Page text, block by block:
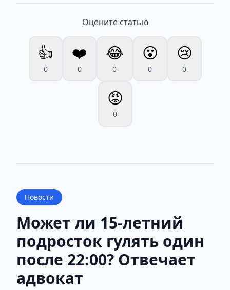
Оцените статью
👍
0
❤️
0
😂
0
😮
0
😢
0
😡
0
Новости
Может ли 15-летний
подросток гулять один
после 22:00? Отвечает
адвокат